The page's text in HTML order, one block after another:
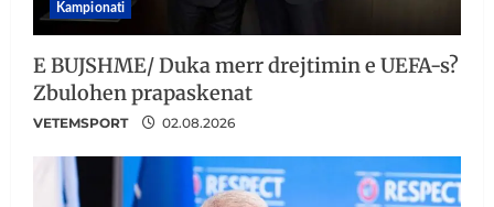
Kampionati
E BUJSHME/ Duka merr drejtimin e UEFA-s?
Zbulohen prapaskenat
VETEMSPORT 02.08.2026